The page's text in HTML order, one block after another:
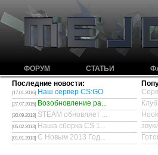
ФОРУМ СТАТЬИ
Последние новости:
[17.01.2016] Наш сервер CS:GO
[27.07.2015] Возобновление ра...
[30.09.2013] STEAM обновляет ...
[05.02.2013] Наша сборка CS 1...
[01.01.2013] С Новым 2013 Год...
Hook